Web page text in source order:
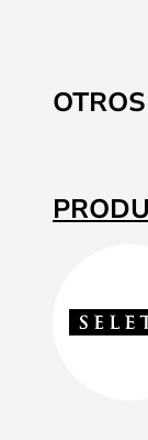
al
comienzo
galería
de